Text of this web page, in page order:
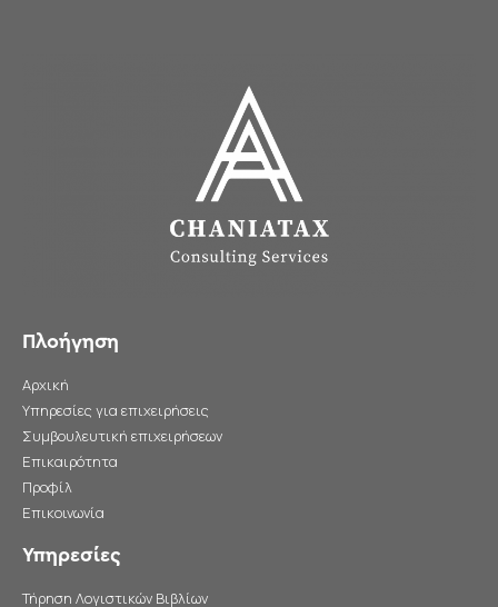
Πλοήγηση
Αρχική
Υπηρεσίες για επιχειρήσεις
Συμβουλευτική επιχειρήσεων
Επικαιρότητα
Προφίλ
Επικοινωνία
Υπηρεσίες
Τήρηση Λογιστικών Βιβλίων